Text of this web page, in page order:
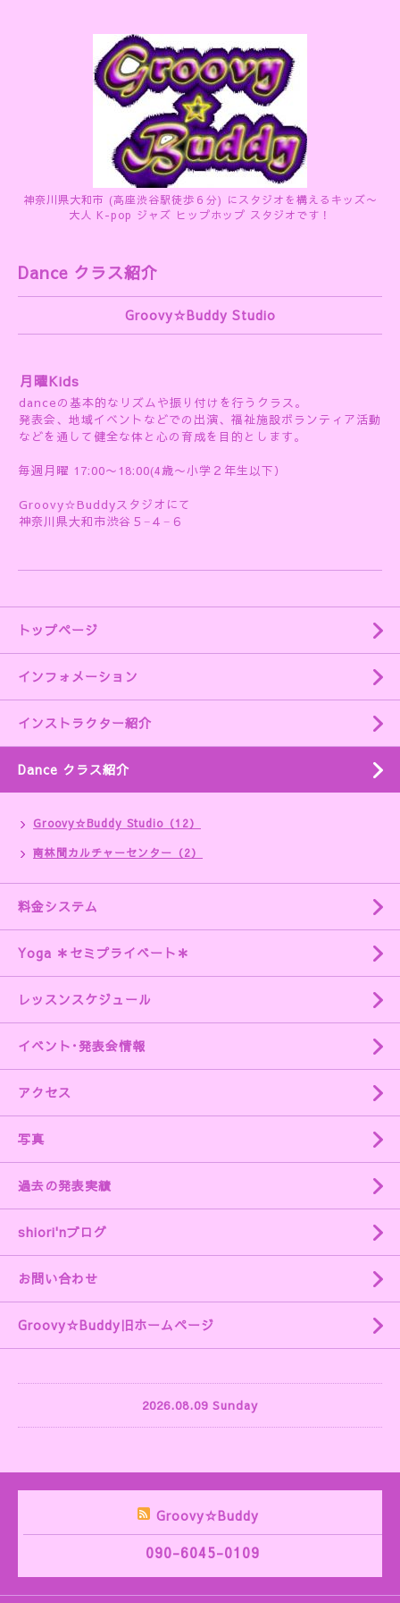
神奈川県大和市 (高座渋谷駅徒歩６分) にスタジオを構えるキッズ〜
大人 K-pop ジャズ ヒップホップ スタジオです！
Dance クラス紹介
Groovy☆Buddy Studio
月曜Kids
danceの基本的なリズムや振り付けを行うクラス。
発表会、地域イベントなどでの出演、福祉施設ボランティア活動
などを通して健全な体と心の育成を目的とします。
毎週月曜 17:00〜18:00(4歳〜小学２年生以下）
Groovy☆Buddyスタジオにて
神奈川県大和市渋谷５−４−６
トップページ
インフォメーション
インストラクター紹介
Dance クラス紹介
Groovy☆Buddy Studio（12）
南林間カルチャーセンター（2）
料金システム
Yoga ＊セミプライベート＊
レッスンスケジュール
イベント･発表会情報
アクセス
写真
過去の発表実績
shiori'nブログ
お問い合わせ
Groovy☆Buddy旧ホームページ
2026.08.09 Sunday
Groovy☆Buddy
090-6045-0109